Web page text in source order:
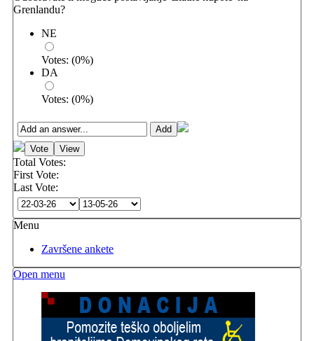
Grenlandu?
NE
Votes: (0%)
DA
Votes: (0%)
Total Votes:
First Vote:
Last Vote:
Menu
Završene ankete
Open menu